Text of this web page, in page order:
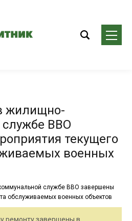
жилищно-
ВВО
текущего
военных